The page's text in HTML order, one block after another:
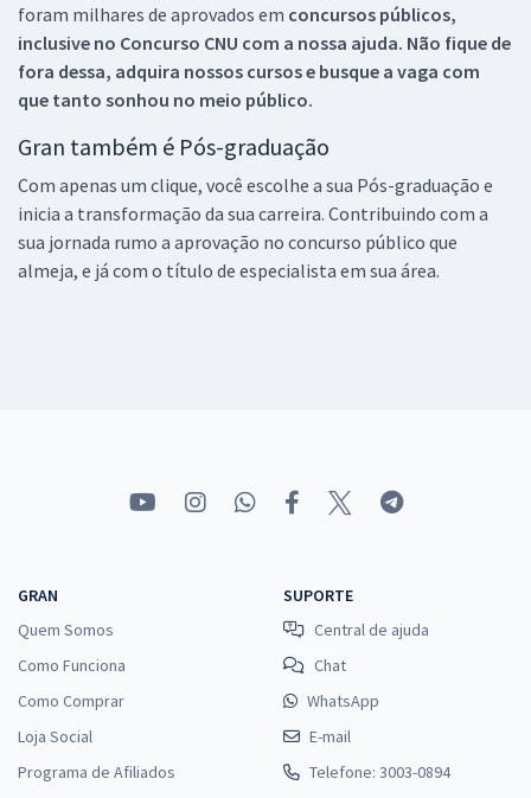
foram milhares de aprovados em concursos públicos,
inclusive no Concurso CNU com a nossa ajuda. Não fique de
fora dessa, adquira nossos cursos e busque a vaga com
que tanto sonhou no meio público.
Gran também é Pós-graduação
Com apenas um clique, você escolhe a sua Pós-graduação e
inicia a transformação da sua carreira. Contribuindo com a
sua jornada rumo a aprovação no concurso público que
almeja, e já com o título de especialista em sua área.
GRAN
Quem Somos
Como Funciona
Como Comprar
Loja Social
Programa de Afiliados
SUPORTE
Central de ajuda
Chat
WhatsApp
E-mail
Telefone: 3003-0894